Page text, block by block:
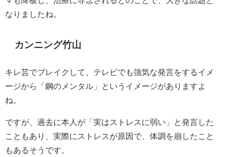
なりましたね。
カンニング竹山
キレ芸でブレイクして、テレビでも強気な発言をするイメ
ージから「鋼のメンタル」というイメージがありますよ
ね。
ですが、過去に本人が「実はストレスに弱い」と発言した
こともあり、実際にストレスが原因で、体調を崩したこと
もあるそうです。